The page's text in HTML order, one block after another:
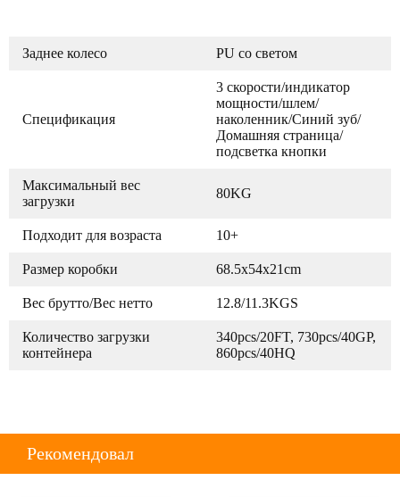
Заднее колесо PU со светом
Спецификация
3 скорости/индикатор
мощности/шлем/
наколенник/Синий зуб/
Домашняя страница/
подсветка кнопки
Максимальный вес
загрузки
80KG
Подходит для возраста 10+
Размер коробки 68.5x54x21cm
Вес брутто/Вес нетто 12.8/11.3KGS
Количество загрузки
контейнера
340pcs/20FT, 730pcs/40GP,
860pcs/40HQ
Рекомендовал